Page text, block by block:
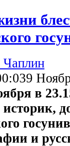
Чаплин
9
в
и